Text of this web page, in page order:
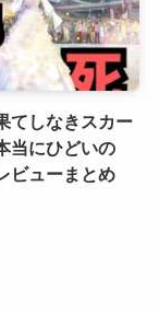
てしなきスカー
当にひどいの
ビューまとめ